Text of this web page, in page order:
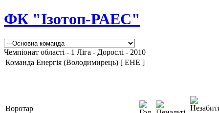
ФК "Ізотоп-РАЕС"
Чемпіонат області - 1 Ліга - Дорослі - 2010
Команда Енергія (Володимирець) [ ЕНЕ ]
Воротар